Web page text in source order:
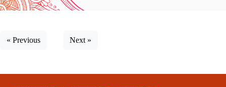
« Previous Next »